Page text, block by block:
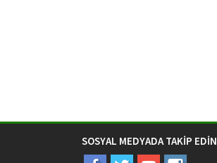
SOSYAL MEDYADA TAKİP EDİN